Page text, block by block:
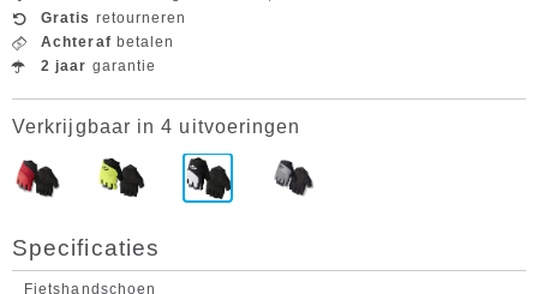
Gratis retourneren
Achteraf betalen
2 jaar garantie
Verkrijgbaar in 4 uitvoeringen
Specificaties
Fietshandschoen